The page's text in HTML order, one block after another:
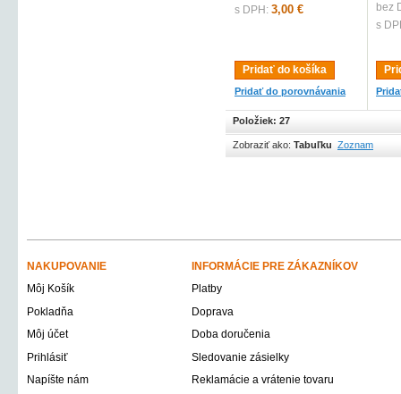
s DPH: 3,00 €
Pridať do košíka
Pridať do porovnávania
bez
s
Položiek: 27
Zobraziť ako: Tabuľku Zoznam
NAKUPOVANIE
INFORMÁCIE PRE ZÁKAZNÍKOV
Môj Košík
Platby
Pokladňa
Doprava
Môj účet
Doba doručenia
Prihlásiť
Sledovanie zásielky
Napíšte nám
Reklamácie a vrátenie tovaru